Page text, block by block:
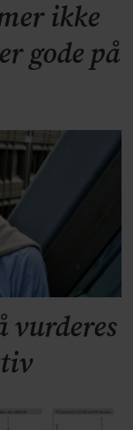
ikke
gode på
vurderes